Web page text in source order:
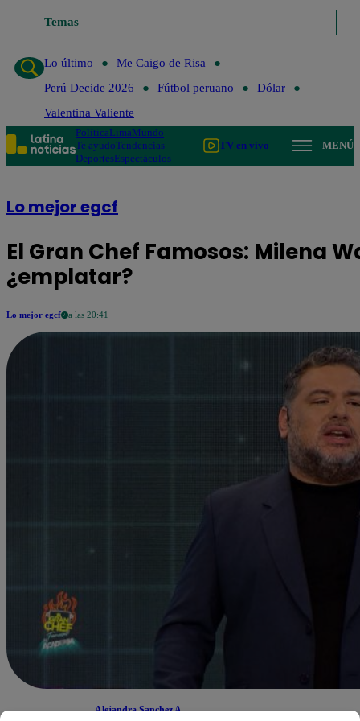
Temas
Lo último
Me Caigo de Risa
Perú Decide 2026
Fútbol peruano
Dólar
Valentina Valiente
PolíticaLimaMundo
Te ayudoTendencias
DeportesEspectáculos
TV en vivo MENÚ
Lo mejor egcf
El Gran Chef Famosos: Milena
¿emplatar?
Lo mejor egcf a las 20:41
Alejandra Sanchez A.